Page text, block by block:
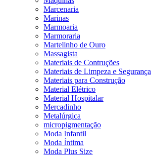
Marcenaria
Marinas
Marmoaria
Marmoraria
Martelinho de Ouro
Massagista
Materiais de Contruções
Materiais de Limpeza e Segurança
Materiais para Construção
Material Elétrico
Material Hospitalar
Mercadinho
Metalúrgica
micropigmentação
Moda Infantil
Moda Íntima
Moda Plus Size